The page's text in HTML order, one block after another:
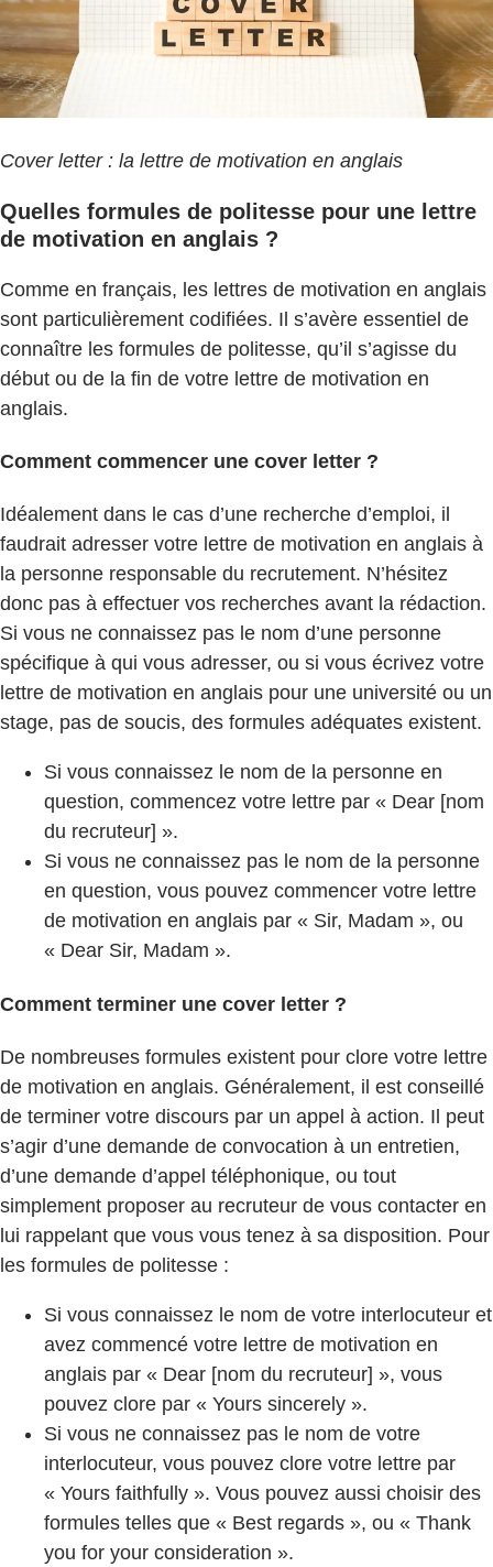
Cover letter : la lettre de motivation en anglais
Quelles formules de politesse pour une lettre
de motivation en anglais ?
Comme en français, les lettres de motivation en anglais
sont particulièrement codifiées. Il s’avère essentiel de
connaître les formules de politesse, qu’il s’agisse du
début ou de la fin de votre lettre de motivation en
anglais.
Comment commencer une cover letter ?
Idéalement dans le cas d’une recherche d’emploi, il
faudrait adresser votre lettre de motivation en anglais à
la personne responsable du recrutement. N’hésitez
donc pas à effectuer vos recherches avant la rédaction.
Si vous ne connaissez pas le nom d’une personne
spécifique à qui vous adresser, ou si vous écrivez votre
lettre de motivation en anglais pour une université ou un
stage, pas de soucis, des formules adéquates existent.
Si vous connaissez le nom de la personne en
question, commencez votre lettre par « Dear [nom
du recruteur] ».
Si vous ne connaissez pas le nom de la personne
en question, vous pouvez commencer votre lettre
de motivation en anglais par « Sir, Madam », ou
« Dear Sir, Madam ».
Comment terminer une cover letter ?
De nombreuses formules existent pour clore votre lettre
de motivation en anglais. Généralement, il est conseillé
de terminer votre discours par un appel à action. Il peut
s’agir d’une demande de convocation à un entretien,
d’une demande d’appel téléphonique, ou tout
simplement proposer au recruteur de vous contacter en
lui rappelant que vous vous tenez à sa disposition. Pour
les formules de politesse :
Si vous connaissez le nom de votre interlocuteur et
avez commencé votre lettre de motivation en
anglais par « Dear [nom du recruteur] », vous
pouvez clore par « Yours sincerely ».
Si vous ne connaissez pas le nom de votre
interlocuteur, vous pouvez clore votre lettre par
« Yours faithfully ». Vous pouvez aussi choisir des
formules telles que « Best regards », ou « Thank
you for your consideration ».